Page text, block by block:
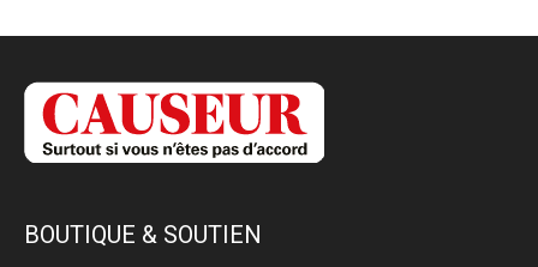
BOUTIQUE & SOUTIEN